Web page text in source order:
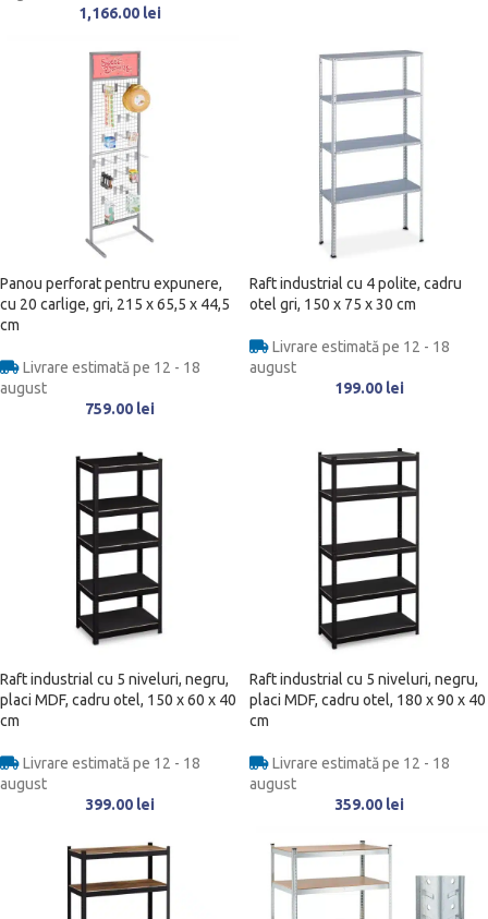
1,166.00 lei
Panou perforat pentru expunere,
cu 20 carlige, gri, 215 x 65,5 x 44,5
cm
Livrare estimată pe 12 - 18
august
759.00 lei
Raft industrial cu 4 polite, cadru
otel gri, 150 x 75 x 30 cm
Livrare estimată pe 12 - 18
august
199.00 lei
Raft industrial cu 5 niveluri, negru,
placi MDF, cadru otel, 150 x 60 x 40
cm
Livrare estimată pe 12 - 18
august
399.00 lei
Raft industrial cu 5 niveluri, negru,
placi MDF, cadru otel, 180 x 90 x 40
cm
Livrare estimată pe 12 - 18
august
359.00 lei